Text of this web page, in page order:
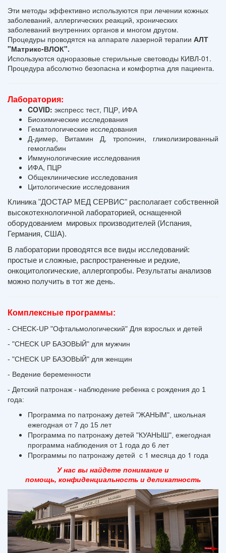
Эти методы эффективно используются при лечении кожных
заболеваний, аллергических реакций, хронических
заболеваний внутренних органов и многом другом.
Процедуры проводятся на аппарате лазерной терапии АЛТ
"Матрикс-ВЛОК".
Используются одноразовые стерильные световоды КИВЛ-01.
Процедура абсолютно безопасна и комфортна для пациента.
Лаборатория:
COVID: экспресс тест, ПЦР, ИФА
Биохимические исследования
Гематологические исследования
Д-димер, Витамин Д, тропонин, гликолизированный
гемоглабин
Иммунологические исследования
ИФА, ПЦР
Общеклинические исследования
Цитологические исследования
Клиника "ДОСТАР МЕД СЕРВИС" располагает собственной
высокотехнологичной лабораторией, оснащенной
оборудованием  мировых производителей (Испания,
Германия, США).
В лаборатории проводятся все виды исследований:
простые и сложные, распространенные и редкие,
онкоцитологические, аллергопробы. Результаты анализов
можно получить в тот же день.
Комплексные программы:
- CHECK-UP "Офтальмологический" Для взрослых и детей
- "CHECK UP БАЗОВЫЙ" для мужчин
- "CHECK UP БАЗОВЫЙ" для женщин
- Ведение беременности
- Детский патронаж - наблюдение ребенка с рождения до 1
года:
Программа по патронажу детей "ЖАНЫМ", школьная
ежегодная от 7 до 15 лет
Программа по патронажу детей "КУАНЫШ", ежегодная
программа наблюдения от 1 года до 6 лет
Программы по патронажу детей с 1 месяца до 1 года
У нас вы найдете понимание и
помощь, конфиденциальность и деликатность